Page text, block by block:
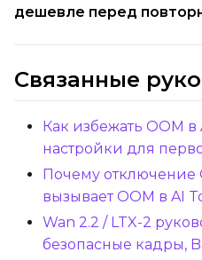
дешевле перед
Связанные
Как избежать OOM
настройки для
Почему отключение
вызывает OOM в AI
Wan 2.2 / LTX-2
безопасные кадры,